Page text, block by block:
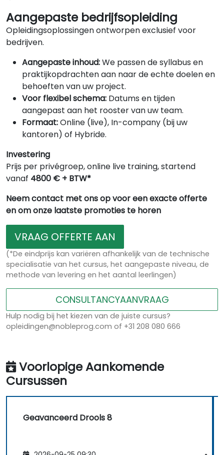
Aangepaste bedrijfsopleiding
Opleidingsoplossingen ontworpen exclusief voor
bedrijven.
Aangepaste inhoud:We passen de syllabus en
praktijkopdrachten aan naar de echte doelen en
behoeften van uw project.
Voor flexibel schema: Datums en tijden
aangepast aan het rooster van uw team.
Formaat:Online (live), In-company (bij uw
kantoren) of Hybride.
Investering
Prijs per privégroep, online live training, startend
vanaf 4800 € + BTW*
Neem contact met ons op voor een exacte offerte
en om onze laatste promoties te horen
VRAAG OFFERTE AAN
(*De eindprijs kan variëren afhankelijk van de technische
specialisatie van het cursus, het aangepaste niveau, de
methode van levering en het aantal leerlingen)
CONSULTANCYAANVRAAG
Hulp nodig bij het kiezen van de juiste cursus?
opleidingen@nobleprog.com of +31 208 080 666
Voorlopige Aankomende
Cursussen
Geavanceerd Drools 8